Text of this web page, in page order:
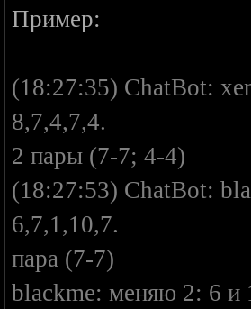
Пример:
(18:27:35) ChatBot:
8,7,4,7,4.
2 пары (7-7; 4-4)
(18:27:53) ChatBot:
6,7,1,10,7.
пара (7-7)
blackme: меняю 2: 6 и